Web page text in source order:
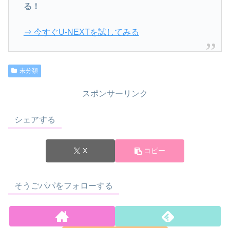
る！
⇒ 今すぐU-NEXTを試してみる
未分類
スポンサーリンク
シェアする
X コピー
そうごパパをフォローする